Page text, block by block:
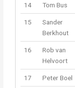
14 Tom Bus
15
Sander
Berkhout
16
Rob van
Helvoort
17 Peter Boel